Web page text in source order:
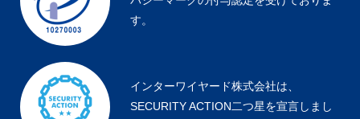
す。
インターワイヤード株式会社は、
SECURITY ACTION二つ星を宣言しまし